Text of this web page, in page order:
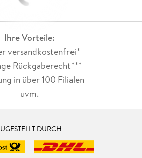
Ihre Vorteile:
versandkostenfrei*
Rückgaberecht***
in über 100 Filialen
uvm.
DURCH